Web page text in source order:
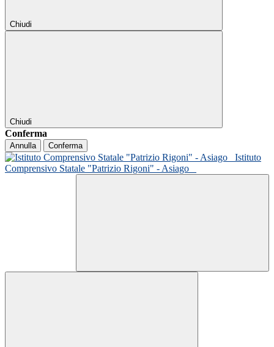
Chiudi
Chiudi
Conferma
Annulla Conferma
Istituto
Comprensivo Statale "Patrizio Rigoni" - Asiago